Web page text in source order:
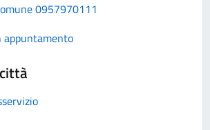
0957970111
appuntamento